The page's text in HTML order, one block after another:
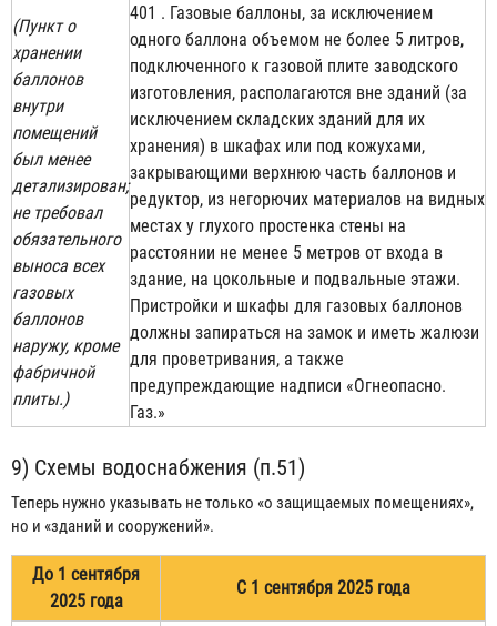
(Пункт о
хранении
баллонов
внутри
помещений
был менее
детализирован;
не требовал
обязательного
выноса всех
газовых
баллонов
наружу, кроме
фабричной
плиты.)
401 . Газовые баллоны, за исключением
одного баллона объемом не более 5 литров,
подключенного к газовой плите заводского
изготовления, располагаются вне зданий (за
исключением складских зданий для их
хранения) в шкафах или под кожухами,
закрывающими верхнюю часть баллонов и
редуктор, из негорючих материалов на видных
местах у глухого простенка стены на
расстоянии не менее 5 метров от входа в
здание, на цокольные и подвальные этажи.
Пристройки и шкафы для газовых баллонов
должны запираться на замок и иметь жалюзи
для проветривания, а также
предупреждающие надписи «Огнеопасно.
Газ.»
9) Схемы водоснабжения (п.51)
Теперь нужно указывать не только «о защищаемых помещениях»,
но и «зданий и сооружений».
До 1 сентября
2025 года
С 1 сентября 2025 года